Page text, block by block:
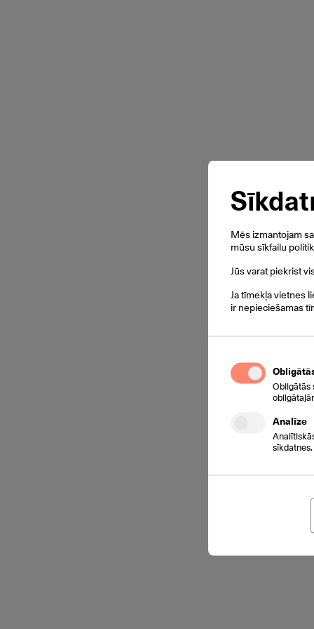
Mēs izmantojam
mūsu sīkfailu
Jūs varat piekrist
Ja tīmekļa vietnes
ir nepieciešamas
Obligātās
Analīze